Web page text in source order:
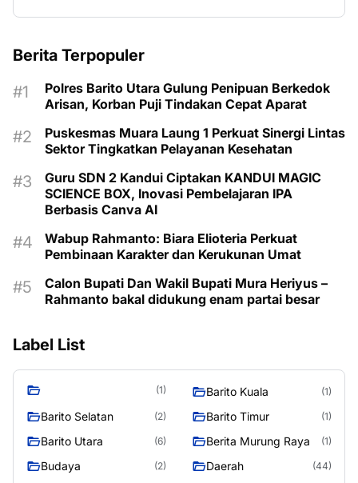
Berita Terpopuler
Polres Barito Utara Gulung Penipuan Berkedok
Arisan, Korban Puji Tindakan Cepat Aparat
Puskesmas Muara Laung 1 Perkuat Sinergi Lintas
Sektor Tingkatkan Pelayanan Kesehatan
Guru SDN 2 Kandui Ciptakan KANDUI MAGIC
SCIENCE BOX, Inovasi Pembelajaran IPA
Berbasis Canva AI
Wabup Rahmanto: Biara Elioteria Perkuat
Pembinaan Karakter dan Kerukunan Umat
Calon Bupati Dan Wakil Bupati Mura Heriyus –
Rahmanto bakal didukung enam partai besar
Label List
(1) Barito Kuala (1)
Barito Selatan (2) Barito Timur (1)
Barito Utara (6) Berita Murung Raya (1)
Budaya (2) Daerah (44)